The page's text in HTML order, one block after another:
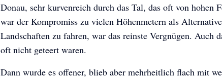
Donau, sehr kurvenreich durch das Tal, das oft von hohen
war der Kompromiss zu vielen Höhenmetern als
Landschaften zu fahren, war das reinste Vergnügen. Auch
oft nicht geteert waren.
Dann wurde es offener, blieb aber mehrheitlich flach mit